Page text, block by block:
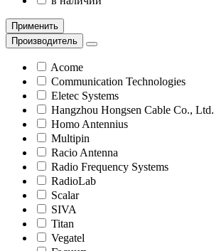
Применить
Производитель
Acome
Communication Technologies
Eletec Systems
Hangzhou Hongsen Cable Co., Ltd.
Homo Antennius
Multipin
Racio Antenna
Radio Frequency Systems
RadioLab
Scalar
SIVA
Titan
Vegatel